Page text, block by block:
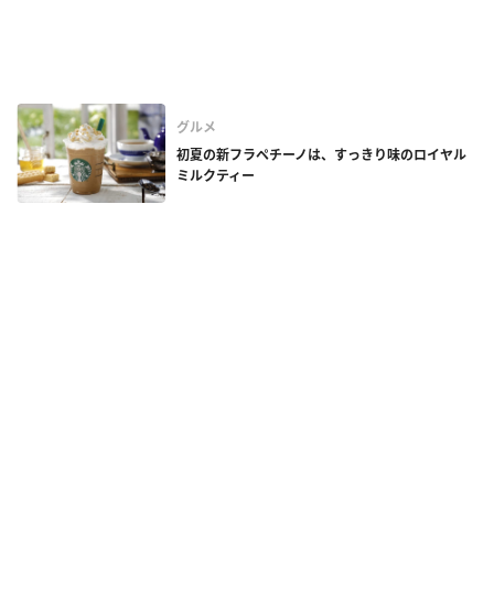
グルメ
初夏の新フラペチーノは、すっきり味のロイヤル
ミルクティー